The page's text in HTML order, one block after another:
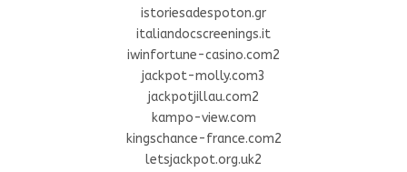
istoriesadespoton.gr
italiandocscreenings.it
iwinfortune-casino.com2
jackpot-molly.com3
jackpotjillau.com2
kampo-view.com
kingschance-france.com2
letsjackpot.org.uk2